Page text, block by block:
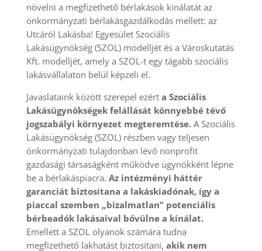
növelni a megfizethető bérlakások kínálatát az
önkormányzati bérlakásgazdálkodás mellett: az
Utcáról Lakásba! Egyesület Szociális
Lakásügynökség (SZOL) modelljét és a Városkutatás
Kft. modelljét, amely a SZOL-t egy tágabb szociális
lakásvállalaton belül képzeli el.
Javaslataink között szerepel ezért a Szociális
Lakásügynökségek felállását könnyebbé tévő
jogszabályi környezet megteremtése.A Szociális
Lakásügynökség (SZOL) részben vagy teljesen
önkormányzati tulajdonban lévő nonprofit
gazdasági társaságként működve ügynökként lépne
be a bérlakáspiacra. Az intézményi háttér
garanciát biztosítana a lakáskiadónak, így a
piaccal szemben „bizalmatlan” potenciális
bérbeadók lakásaival bővülne a kínálat.
Emellett a SZOL olyanok számára tudna
megfizethető lakhatást biztosítani, akik nem